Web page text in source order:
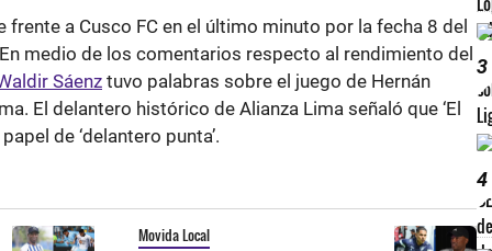
a Cusco FC en el último minuto por la fecha 8 del
medio de los comentarios respecto al rendimiento del
Sáenz tuvo palabras sobre el juego de Hernán
El delantero histórico de Alianza Lima señaló que ‘El
de ‘delantero punta’.
Movida Local
3
4